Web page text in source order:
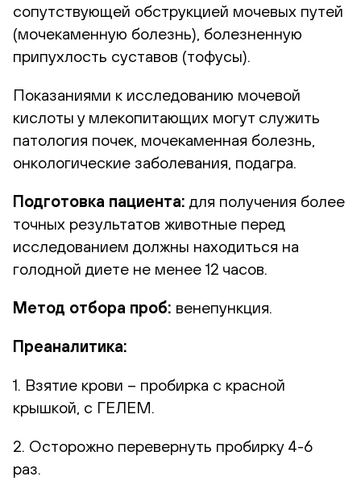
сопутствующей обструкцией мочевых путей
(мочекаменную болезнь), болезненную
припухлость суставов (тофусы).
Показаниями к исследованию мочевой
кислоты у млекопитающих могут служить
патология почек, мочекаменная болезнь,
онкологические заболевания, подагра.
Подготовка пациента: для получения более
точных результатов животные перед
исследованием должны находиться на
голодной диете не менее 12 часов.
Метод отбора проб: венепункция.
Преаналитика:
1. Взятие крови – пробирка с красной
крышкой, с ГЕЛЕМ.
2. Осторожно перевернуть пробирку 4-6
раз.